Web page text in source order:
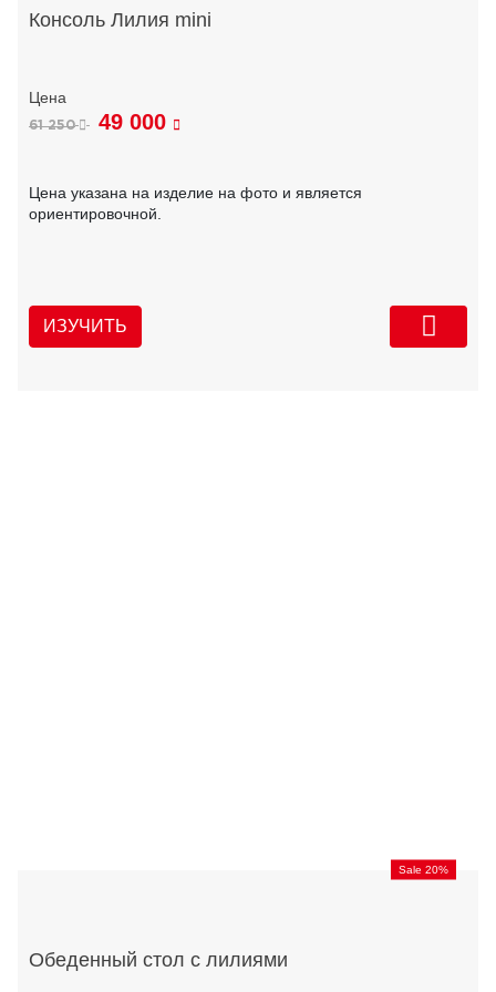
Консоль Лилия mini
61 250 49 000
Цена указана на изделие на фото и является
ориентировочной.
ИЗУЧИТЬ
Sale 20%
Обеденный стол с лилиями